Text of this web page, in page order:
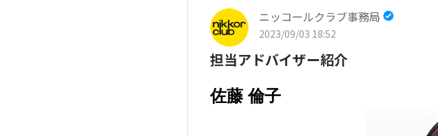
ニッコールクラブ事務局
2023/09/03 18:52
担当アドバイザー紹介
佐藤 倫子